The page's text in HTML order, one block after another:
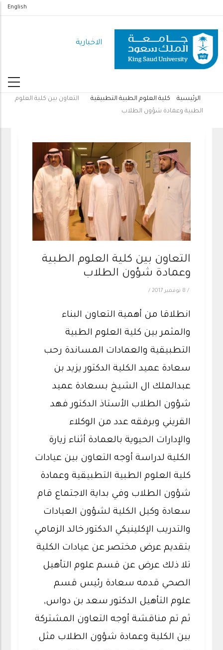
المحتوى
الرئيسي
English
الاخبارية
مسار
الرئيسية كلية العلوم الطبية التطبيقية
التعاون بين كلية العلوم
الطبية وعمادة شؤون الطلاب
التعاون بين كلية العلوم الطبية
وعمادة شؤون الطلاب
/ 8 نوفمبر 2017 /
انطلاقا من أهمية التعاون البناء
والمثمر بين كلية العلوم الطبية
التطبيقية والعمادات المساندة رحب
سعادة عميد الكلية الدكتور يزيد بن
عبدالملك ال الشيخ بسعادة عميد
شؤون الطلاب الأستاذ الدكتور فهد
القريني وبرفقه عدد من الوكلاء
والإدارات الحيوية بالعمادة أثناء زيارة
الكلية لدراسة أوجه التعاون بين عيادات
كلية العلوم الطبية التطبيقية وعمادة
شؤون الطلاب وفي بداية الاجتماع قام
سعادة وكيل الكلية لشؤون العيادات
والتدريب الإكلينيكي الدكتور خالد الزمامي
بتقديم عرض مختصر عن عيادات الكلية
تلا ذلك عرض عن قسم علوم التأهيل
الصحي قدمه سعادة رئيس قسم
علوم التأهيل الدكتور سعد بن دواس,
ثم تم مناقشة أوجه التعاون المشتركة
بين الكلية وعمادة شؤون الطلاب مثل